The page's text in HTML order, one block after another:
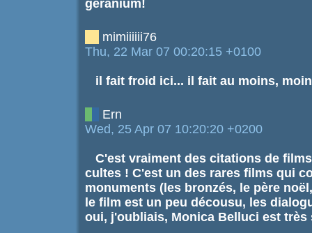
géranium!
mimiiiiii76
Thu, 22 Mar 07 00:20:15 +0100
il fait froid ici... il fait au moins,
Ern
Wed, 25 Apr 07 10:20:20 +0200
C'est vraiment des citations de
cultes ! C'est un des rares films qui
monuments (les bronzés, le père
le film est un peu décousu, les
oui, j'oubliais, Monica Belluci est très